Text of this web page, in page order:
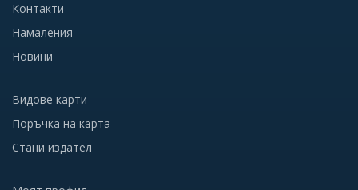
Контакти
Намаления
Новини
Видове карти
Поръчка на карта
Стани издател